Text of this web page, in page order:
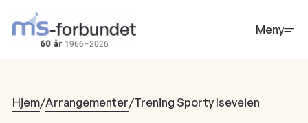
hovedinnhold
Meny
Hjem/Arrangementer/Trening Sporty Iseveien